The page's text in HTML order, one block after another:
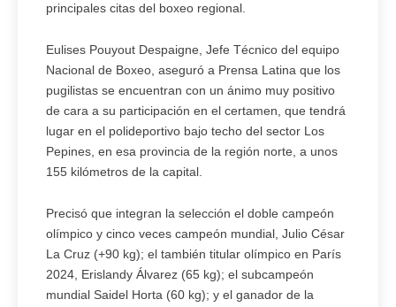
principales citas del boxeo regional.
Eulises Pouyout Despaigne, Jefe Técnico del equipo
Nacional de Boxeo, aseguró a Prensa Latina que los
pugilistas se encuentran con un ánimo muy positivo
de cara a su participación en el certamen, que tendrá
lugar en el polideportivo bajo techo del sector Los
Pepines, en esa provincia de la región norte, a unos
155 kilómetros de la capital.
Precisó que integran la selección el doble campeón
olímpico y cinco veces campeón mundial, Julio César
La Cruz (+90 kg); el también titular olímpico en París
2024, Erislandy Álvarez (65 kg); el subcampeón
mundial Saidel Horta (60 kg); y el ganador de la